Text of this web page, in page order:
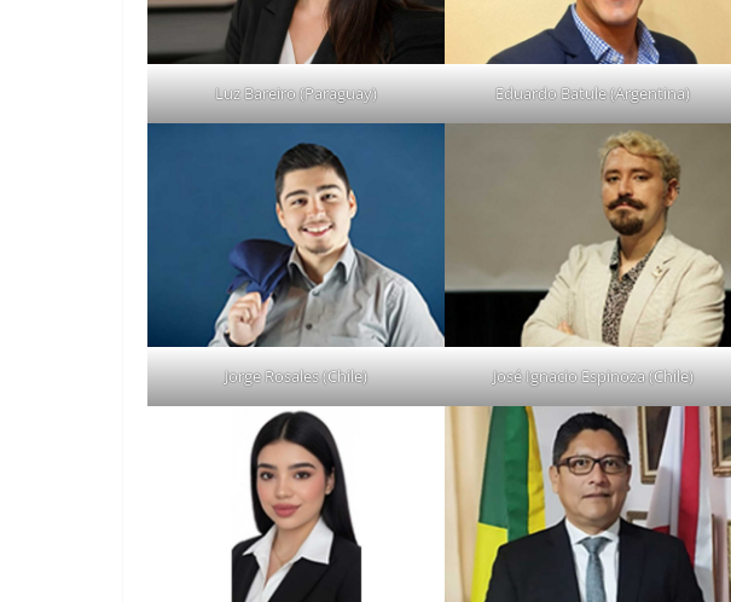
Luz Bareiro (Paraguay) Eduardo Batule (Argentina)
Jorge Rosales (Chile) José Ignacio Espinoza (Chile)